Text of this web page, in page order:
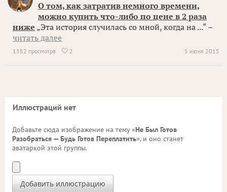
О том, как затратив немного времени,
можно купить что-либо по цене в 2 раза
ниже „Эта история случилась со мной, когда на ...“ –
читать далее
5 июня 2015
1382 просмотра  2
Иллюстраций нет
Добавьте сюда изображение на тему «Не Был Готов
Разобраться — Будь Готов Переплатить», и оно станет
аватаркой этой группы.